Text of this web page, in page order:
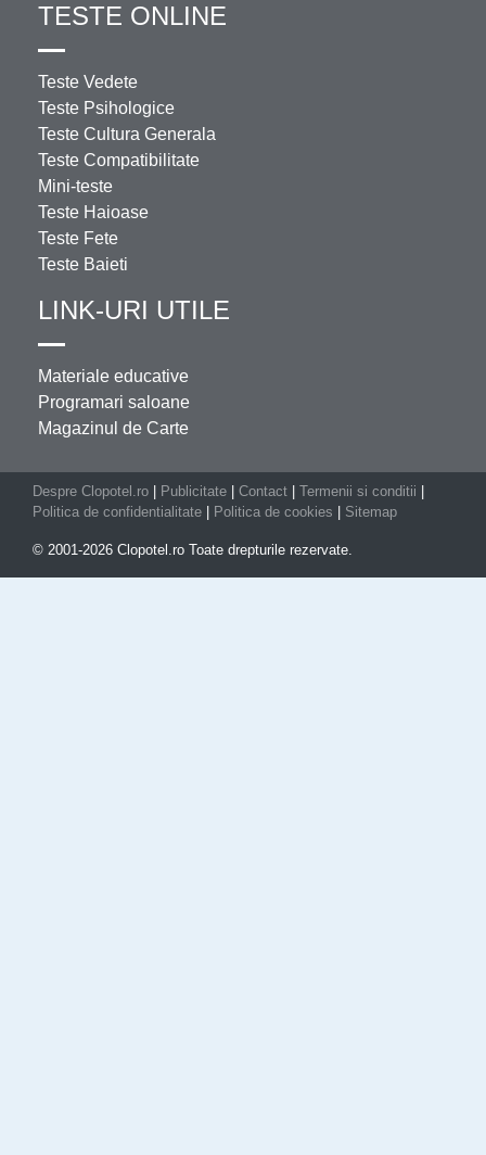
TESTE ONLINE
Teste Vedete
Teste Psihologice
Teste Cultura Generala
Teste Compatibilitate
Mini-teste
Teste Haioase
Teste Fete
Teste Baieti
LINK-URI UTILE
Materiale educative
Programari saloane
Magazinul de Carte
Despre Clopotel.ro Publicitate Contact Termenii si conditii
Politica de confidentialitate
Politica de cookies Sitemap
© 2001-2026 Clopotel.ro Toate drepturile rezervate.